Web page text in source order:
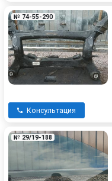
№ 74-55-290
Консультация
№ 29/19-188